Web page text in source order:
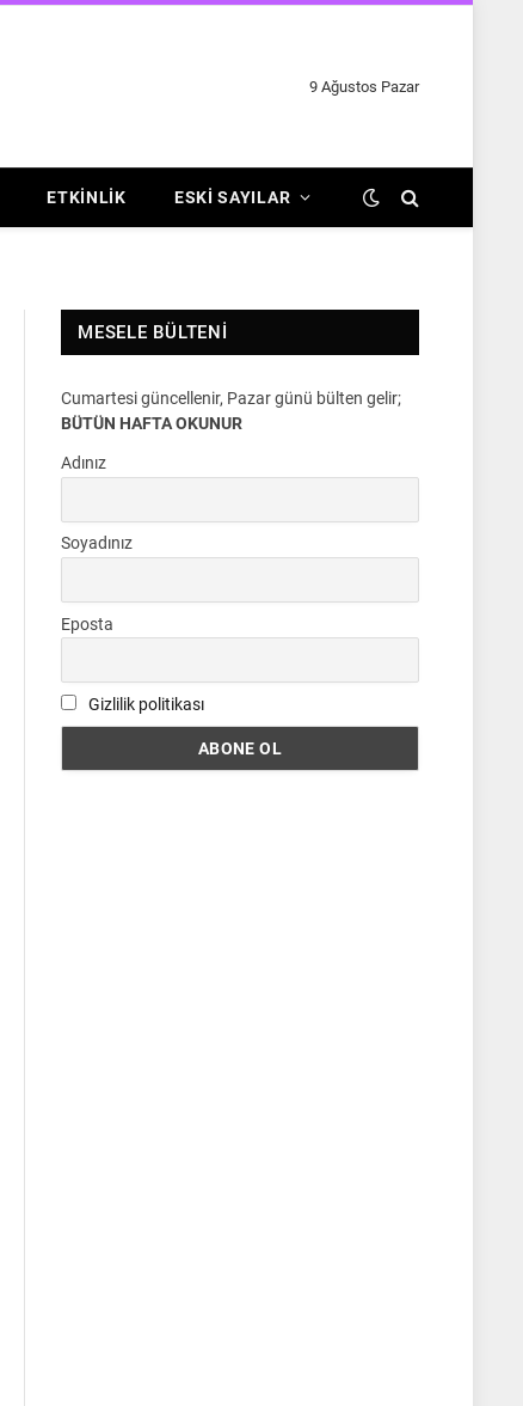
9 Ağustos Pazar
ETKINLIK ESKI SAYILAR
MESELE BÜLTENI
Cumartesi güncellenir, Pazar günü bülten gelir;
BÜTÜN HAFTA OKUNUR
Adınız
Soyadınız
Eposta
Gizlilik politikası